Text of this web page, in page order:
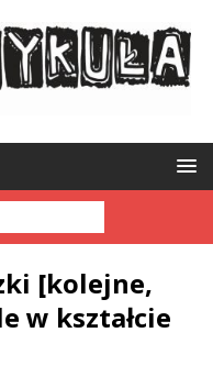
[kolejne,
w kształcie